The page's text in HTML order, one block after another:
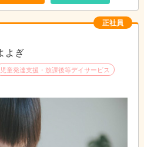
正社員
よぎ
児童発達支援・放課後等デイサービス